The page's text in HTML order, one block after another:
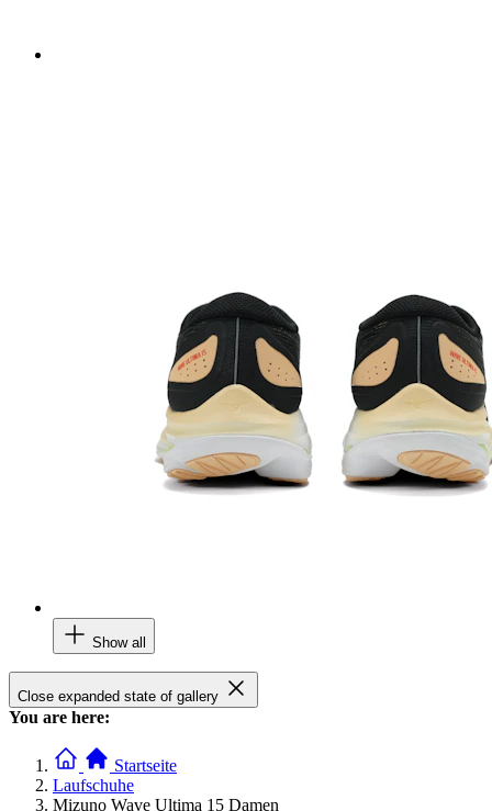
Show all
Close expanded state of gallery
You are here:
Startseite
Laufschuhe
Mizuno Wave Ultima 15 Damen